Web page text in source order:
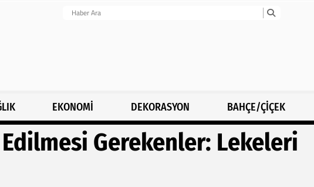
EKONOMİ DEKORASYON BAHÇE/ÇİÇEK
Gerekenler: Lekeleri